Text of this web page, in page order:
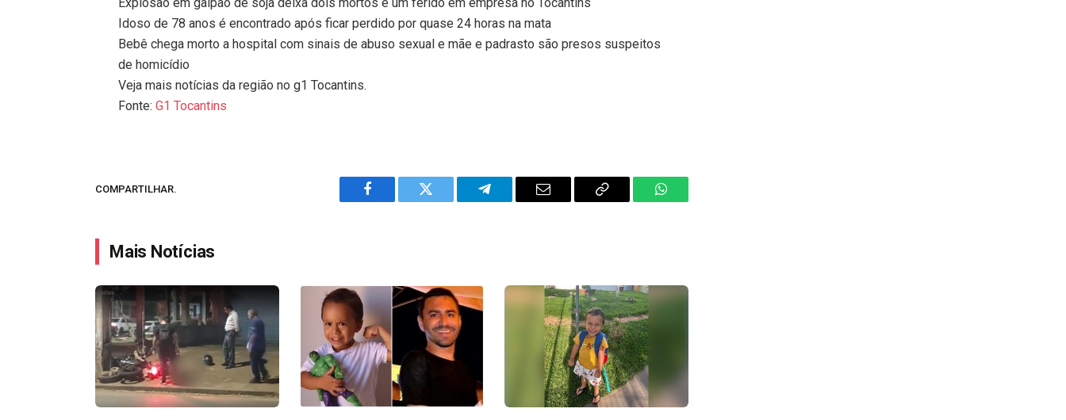
Idoso de 78 anos é encontrado após ficar perdido por quase 24 horas na mata
Bebê chega morto a hospital com sinais de abuso sexual e mãe e padrasto são presos suspeitos
de homicídio
Veja mais notícias da região no g1 Tocantins.
Fonte:G1 Tocantins
COMPARTILHAR.
Facebook Twitter Telegram Email
Copy
WhatsApp
Mais Notícias